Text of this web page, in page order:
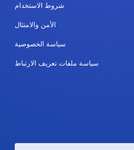
شروط الاستخدام
الأمن والامتثال
سياسة الخصوصية
سياسة ملفات تعريف الارتباط